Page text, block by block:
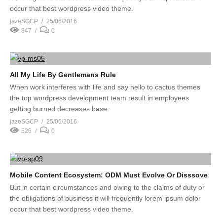
occur that best wordpress video theme.
jazeSGCP
25/06/2016
847
0
All My Life By Gentlemans Rule
When work interferes with life and say hello to cactus themes
the top wordpress development team result in employees
getting burned decreases base.
jazeSGCP
25/06/2016
526
0
Mobile Content Ecosystem: ODM Must Evolve Or Disssove
But in certain circumstances and owing to the claims of duty or
the obligations of business it will frequently lorem ipsum dolor
occur that best wordpress video theme.